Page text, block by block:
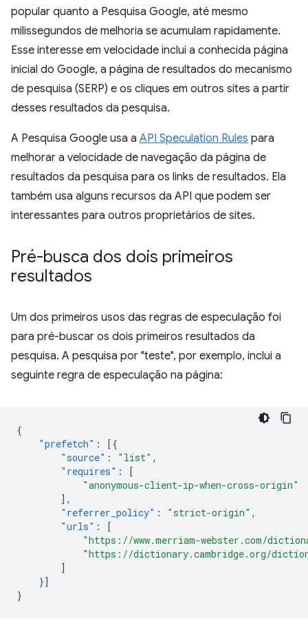
popular quanto a Pesquisa Google, até mesmo
milissegundos de melhoria se acumulam rapidamente.
Esse interesse em velocidade inclui a conhecida página
inicial do Google, a página de resultados do mecanismo
de pesquisa (SERP) e os cliques em outros sites a partir
desses resultados da pesquisa.
A Pesquisa Google usa a API Speculation Rules para
melhorar a velocidade de navegação da página de
resultados da pesquisa para os links de resultados. Ela
também usa alguns recursos da API que podem ser
interessantes para outros proprietários de sites.
Pré-busca dos dois primeiros
resultados
Um dos primeiros usos das regras de especulação foi
para pré-buscar os dois primeiros resultados da
pesquisa. A pesquisa por "teste", por exemplo, inclui a
seguinte regra de especulação na página:
{
"prefetch" :
[{
"source" : "list" ,
"requires" :
[
"anonymous-client-ip-when-cross-origin"
],
"referrer_policy" : "strict-origin" ,
"urls" :
[
"https://www.merriam-webster.com/
"https://dictionary.cambridge.org/
]
}]
}